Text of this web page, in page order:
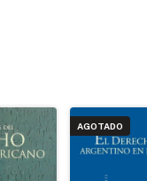
AGOTADO